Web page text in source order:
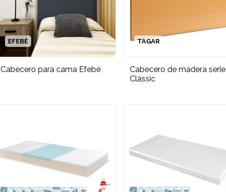
Cabecero para cama Efebé
EFEBÉ
Cabecero de madera serie
Clássic
TAGAR